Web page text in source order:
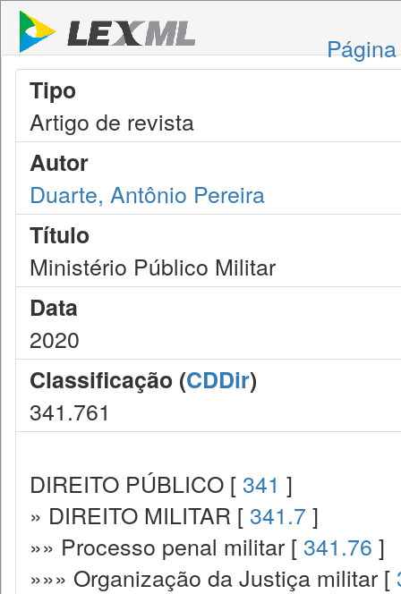
Tipo
Artigo de revista
Autor
Duarte, Antônio Pereira
Título
Ministério Público Militar
Data
2020
Classificação (CDDir)
341.761
DIREITO PÚBLICO [ 341 ]
» DIREITO MILITAR [ 341.7 ]
»» Processo penal militar [ 341.76 ]
»»» Organização da Justiça militar [